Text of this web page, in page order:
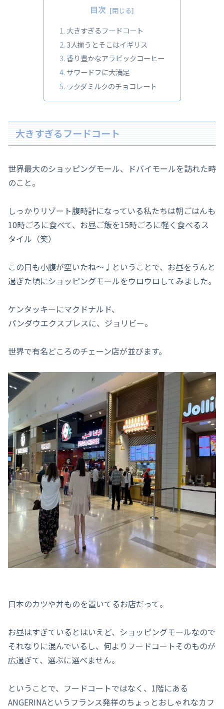
目次
大きすぎるフードコート
3人揃うとそこはイギリス
香り豊かなアラビックコーヒー
サワードフに大満足
ラクダミルクのチョコレート
大きすぎるフードコート
世界最大のショッピングモール、ドバイモールを訪れた時
のこと。
しっかりリゾート腹時計になっている私たちは朝ごはんも
10時ごろに食べて、お昼ご飯を15時ごろに軽く食べるス
タイル（笑）
この日も小腹が空いたね〜♩ということで、お昼をうんと
過ぎた頃にショッピングモールをウロウロしてみました。
ケンタッキーにマクドナルド、
パンダウエクスプレスに、ジョリビー。
世界で有名どころのチェーン店が並びます。
日本のカツや丼ものを置いてるお店だって。
お昼はすぎているとはいえど、ショッピングモールなので
それなりに混んでいるし、何よりフードコートそのものが
広過ぎて、選ぶに選べません。
ということで、フードコートではなく、1階にある
ANGERINAというフランス発祥のちょっとおしゃれなカフ